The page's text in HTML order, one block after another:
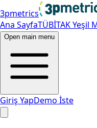
3pmetrics
Ana SayfaTÜBİTAK Yeşil
Open main menu
Giriş YapDemo İste